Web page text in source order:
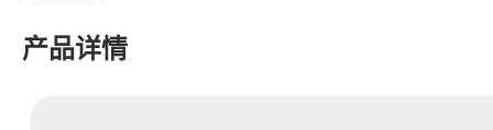
产品详情